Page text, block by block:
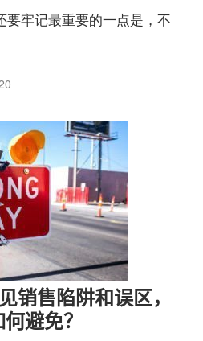
要牢记最重要的一点是，不
销售陷阱和误区，
避免？